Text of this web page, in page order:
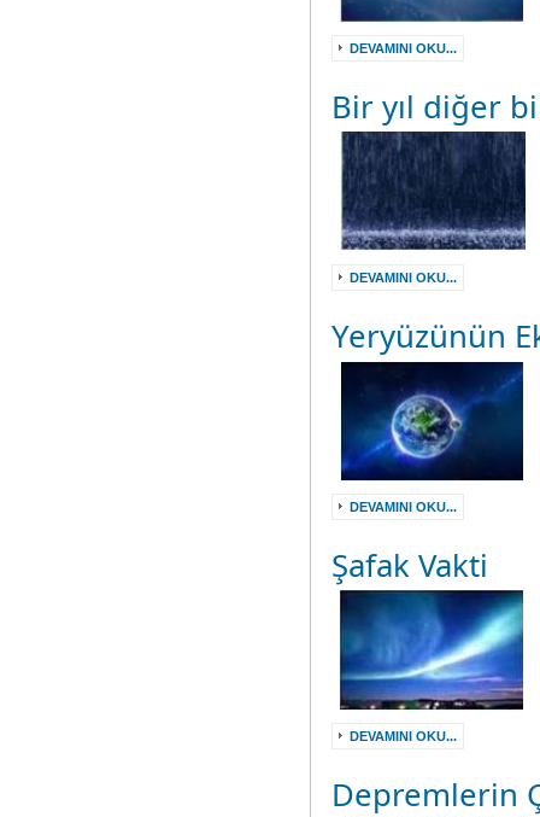
DEVAMINI OKU...
Bir yıl diğer
DEVAMINI OKU...
Yeryüzünün
DEVAMINI OKU...
Şafak Vakti
DEVAMINI OKU...
Depremlerin